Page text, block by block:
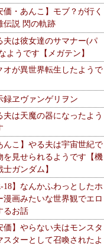
価・あんこ】モブ？が行く
伝説 閃の軌跡
夫は彼女達のサマナー(パ
ようです【メガテン】
オが異世界転生したようで
録ヱヴァンゲリヲン
夫は天魔の器になったよう
んこ】やる夫は宇宙世紀で
を見せられるようです【機
士ガンダム】
18】なんかふわっとしたホ
漫画みたいな世界観でエロ
るお話
価】やらない夫はモンスタ
スターとして召喚されたよ